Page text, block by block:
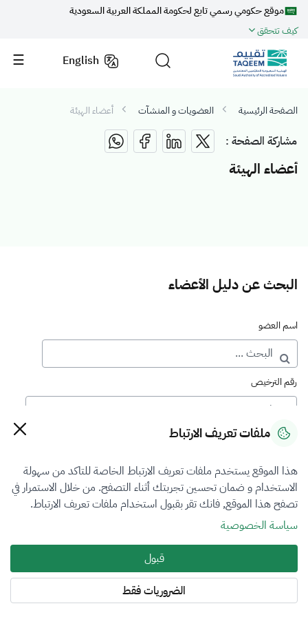
موقع حكومي رسمي تابع لحكومة المملكة العربية السعودية
كيف تتحقق
English
الصفحة الرئيسية العضويات و المنشآت أعضاء الهيئة
مشاركة الصفحة :
أعضاء الهيئة
البحث عن دليل الأعضاء
اسم العضو
رقم الترخيص
رقم العضوية
فرع التقييم
الكل
نوع العضوية
أساسي
المنطقة
ملفات تعريف الارتباط
هذا الموقع يستخدم ملفات تعريف الارتباط الخاصة للتاكد من سهولة
الاستخدام و ضمان تحسين تجربتك أثناء التصفح. من خلال الاستمرار في
تصفح هذا الموقع, فانك تقر بقبول استخدام ملفات تعريف الارتباط.
سياسة الخصوصية
قبول
الضروريات فقط